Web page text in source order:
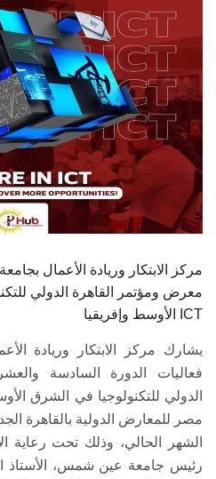
سجل
مركز الابتكار وريادة الأعمال
معرض ومؤتمر القاهرة الدولي
الأوسط وإفريقيا ICT
يشارك مركز الابتكار وريادة
فعاليات الدورة السادسة
الشهر الحالي، وذلك تحت رعاية
رئيس جامعة عين شمس، الأستاذ